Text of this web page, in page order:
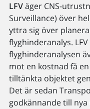
LFVäger CNS-
Surveillance) över
yttra sig över
flyghinderanalys.
flyghinderanalysen
mot en kostnad få
tilltänkta objektet
Det är sedan
godkännande till nya